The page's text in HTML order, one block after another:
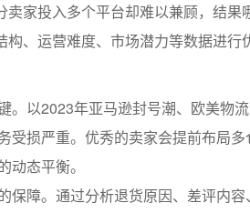
卖家投入多个平台却难以兼顾，结果
构、运营难度、市场潜力等数据进行
。以2023年亚马逊封号潮、欧美物
受损严重。优秀的卖家会提前布局
动态平衡。
保障。通过分析退货原因、差评内